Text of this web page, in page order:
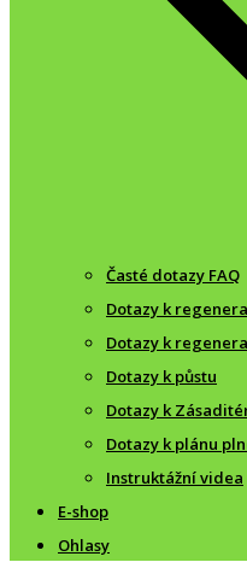
Časté dotazy FAQ
Dotazy k
Dotazy k
Dotazy k půstu
Dotazy k
Dotazy k plánu
Instruktážní videa
E-shop
Ohlasy